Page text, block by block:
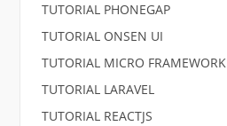
TUTORIAL PHONEGAP
TUTORIAL ONSEN UI
TUTORIAL MICRO FRAMEWORK
TUTORIAL LARAVEL
TUTORIAL REACTJS